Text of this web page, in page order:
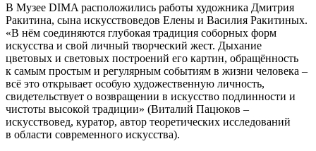
В Музее DIMA расположились работы художника Дмитрия
Ракитина, сына искусствоведов Елены и Василия Ракитиных.
«В нём соединяются глубокая традиция соборных форм
искусства и свой личный творческий жест. Дыхание
цветовых и световых построений его картин, обращённость
к самым простым и регулярным событиям в жизни человека –
всё это открывает особую художественную личность,
свидетельствует о возвращении в искусство подлинности и
чистоты высокой традиции» (Виталий Пацюков –
искусствовед, куратор, автор теоретических исследований
в области современного искусства).